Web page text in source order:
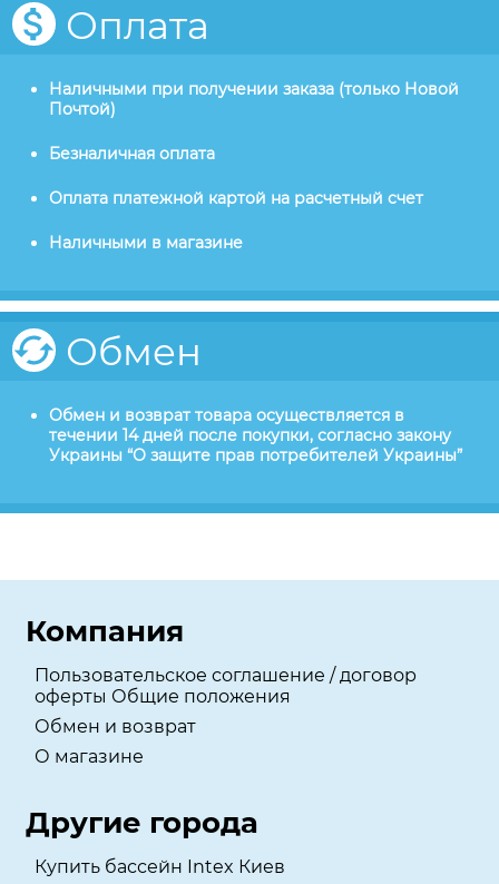
Оплата
Наличными при получении заказа (только Новой
Почтой)
Безналичная оплата
Оплата платежной картой на расчетный счет
Наличными в магазине
Обмен
Обмен и возврат товара осуществляется в
течении 14 дней после покупки, согласно закону
Украины “О защите прав потребителей Украины”
Компания
Пользовательское соглашение / договор
оферты Общие положения
Обмен и возврат
О магазине
Другие города
Купить бассейн Intex Киев